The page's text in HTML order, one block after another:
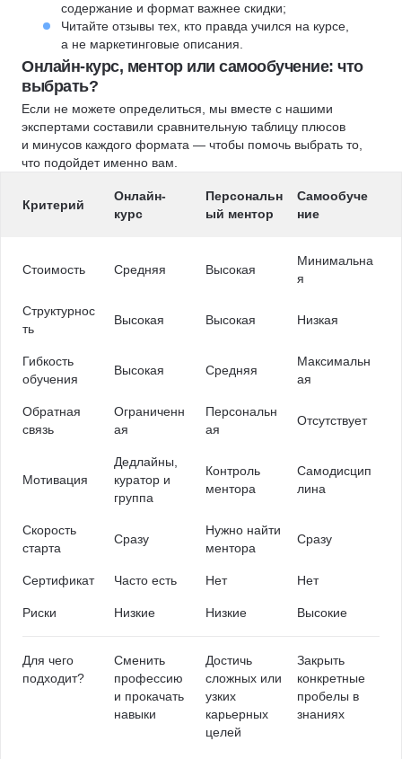
содержание и формат важнее скидки;
Читайте отзывы тех, кто правда учился на курсе,
а не маркетинговые описания.
Онлайн-курс, ментор или самообучение: что
выбрать?
Если не можете определиться, мы вместе с нашими
экспертами составили сравнительную таблицу плюсов
и минусов каждого формата — чтобы помочь выбрать то,
что подойдет именно вам.
Критерий
Онлайн-
курс
Персональн
ый ментор
Самообуче
ние
Стоимость Средняя Высокая
Минимальна
я
Структурнос
ть
Высокая Высокая Низкая
Гибкость
обучения
Высокая Средняя
Максимальн
ая
Обратная
связь
Ограниченн
ая
Персональн
ая
Отсутствует
Мотивация
Дедлайны,
куратор и
группа
Контроль
ментора
Самодисцип
лина
Скорость
старта
Сразу
Нужно найти
ментора
Сразу
Сертификат Часто есть Нет Нет
Риски Низкие Низкие Высокие
Для чего
подходит?
Сменить
профессию
и прокачать
навыки
Достичь
сложных или
узких
карьерных
целей
Закрыть
конкретные
пробелы в
знаниях